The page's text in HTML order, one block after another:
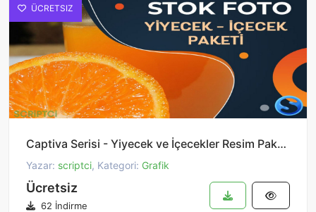
ÜCRETSIZ
Captiva Serisi - Yiyecek ve İçecekler Resim Paketi 3
Yazar: scriptci, Kategori: Grafik
Ücretsiz
62 İndirme